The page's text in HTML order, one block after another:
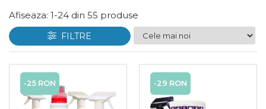
Afiseaza: 1-24 din 55 produse
FILTRE
-25 RON -29 RON